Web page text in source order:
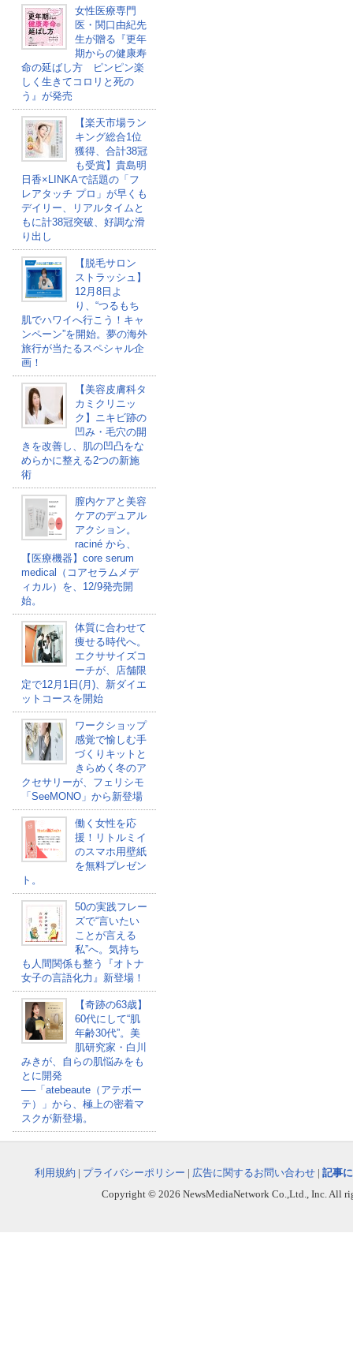
女性医療専門
医・関口由紀先
生が贈る『更年
期からの健康寿
命の延ばし方 ピンピン楽
しく生きてコロリと死の
う』が発売
【楽天市場ラン
キング総合1位
獲得、合計38冠
も受賞】貴島明
日香×LINKAで話題の「フ
レアタッチ プロ」が早くも
デイリー、リアルタイムと
もに計38冠突破、好調な滑
り出し
【脱毛サロン
ストラッシュ】
12月8日よ
り、“つるもち
肌でハワイへ行こう！キャ
ンペーン”を開始。夢の海外
旅行が当たるスペシャル企
画！
【美容皮膚科タ
カミクリニッ
ク】ニキビ跡の
凹み・毛穴の開
きを改善し、肌の凹凸をな
めらかに整える2つの新施
術
膣内ケアと美容
ケアのデュアル
アクション。
raciné から、
【医療機器】core serum
medical（コアセラムメデ
ィカル）を、12/9発売開
始。
体質に合わせて
痩せる時代へ。
エクササイズコ
ーチが、店舗限
定で12月1日(月)、新ダイエ
ットコースを開始
ワークショップ
感覚で愉しむ手
づくりキットと
きらめく冬のア
クセサリーが、フェリシモ
「SeeMONO」から新登場
働く女性を応
援！リトルミイ
のスマホ用壁紙
を無料プレゼン
ト。
50の実践フレー
ズで“言いたい
ことが言える
私”へ。気持ち
も人間関係も整う『オトナ
女子の言語化力』新登場！
【奇跡の63歳】
60代にして“肌
年齢30代”。美
肌研究家・白川
みきが、自らの肌悩みをも
とに開発
──「atebeaute（アテボー
テ）」から、極上の密着マ
スクが新登場。
利用規約 | プライバシーポリシー | 広告に関するお問い合わせ | 記事
Copyright © 2026 NewsMediaNetwork Co.,Ltd., Inc. All